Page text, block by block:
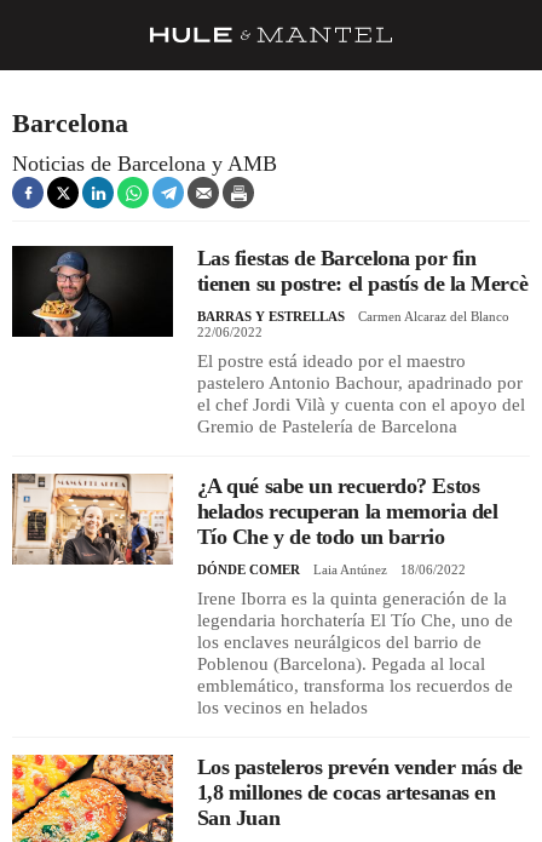
DESPENSA
DÓNDE COMER
ÍDOLOS DE MESAS
MENÚ DEL DÍA
A CUCHILLO
REGISTRO
INICIAR SESIÓN
Barcelona
Noticias de Barcelona y AMB
Las fiestas de Barcelona por fin
tienen su postre: el pastís de la Mercè
BARRAS Y ESTRELLAS
Carmen Alcaraz del Blanco
22/06/2022
El postre está ideado por el maestro
pastelero Antonio Bachour, apadrinado por
el chef Jordi Vilà y cuenta con el apoyo del
Gremio de Pastelería de Barcelona
¿A qué sabe un recuerdo? Estos
helados recuperan la memoria del
Tío Che y de todo un barrio
DÓNDE COMER Laia Antúnez 18/06/2022
Irene Iborra es la quinta generación de la
legendaria horchatería El Tío Che, uno de
los enclaves neurálgicos del barrio de
Poblenou (Barcelona). Pegada al local
emblemático, transforma los recuerdos de
los vecinos en helados
Los pasteleros prevén vender más de
1,8 millones de cocas artesanas en
San Juan